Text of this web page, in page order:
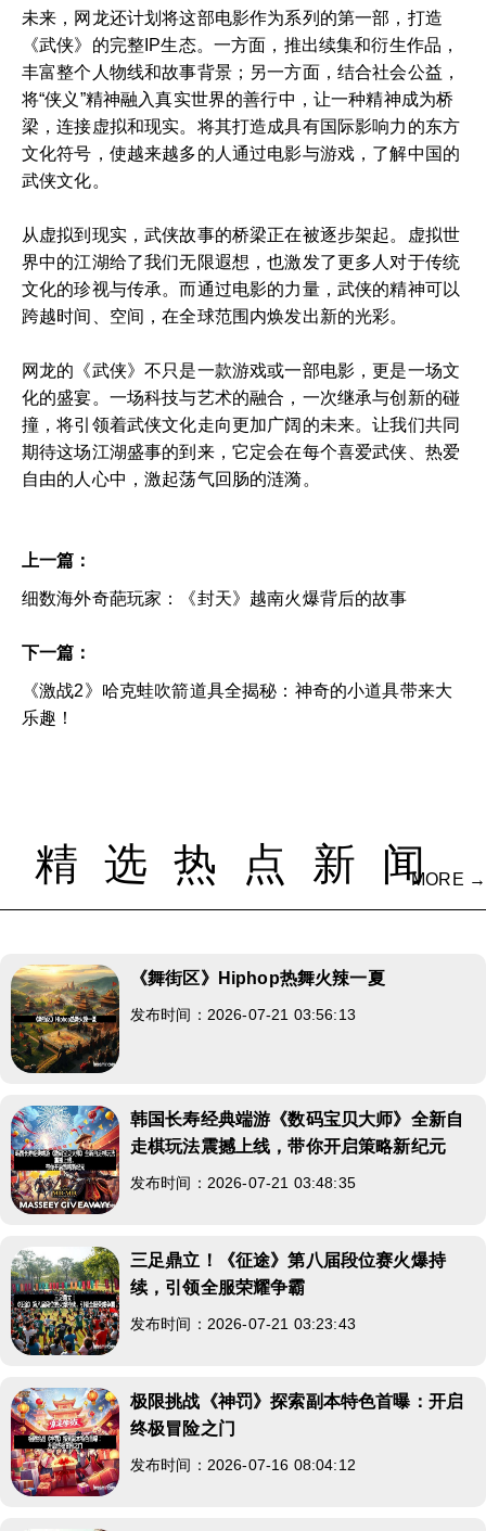
未来，网龙还计划将这部电影作为系列的第一部，打造
《武侠》的完整IP生态。一方面，推出续集和衍生作品，
丰富整个人物线和故事背景；另一方面，结合社会公益，
将“侠义”精神融入真实世界的善行中，让一种精神成为桥
梁，连接虚拟和现实。将其打造成具有国际影响力的东方
文化符号，使越来越多的人通过电影与游戏，了解中国的
武侠文化。
从虚拟到现实，武侠故事的桥梁正在被逐步架起。虚拟世
界中的江湖给了我们无限遐想，也激发了更多人对于传统
文化的珍视与传承。而通过电影的力量，武侠的精神可以
跨越时间、空间，在全球范围内焕发出新的光彩。
网龙的《武侠》不只是一款游戏或一部电影，更是一场文
化的盛宴。一场科技与艺术的融合，一次继承与创新的碰
撞，将引领着武侠文化走向更加广阔的未来。让我们共同
期待这场江湖盛事的到来，它定会在每个喜爱武侠、热爱
自由的人心中，激起荡气回肠的涟漪。
上一篇：
细数海外奇葩玩家：《封天》越南火爆背后的故事
下一篇：
《激战2》哈克蛙吹箭道具全揭秘：神奇的小道具带来大
乐趣！
精选热点新闻
MORE →
《舞街区》Hiphop热舞火辣一夏
发布时间：2026-07-21 03:56:13
韩国长寿经典端游《数码宝贝大师》全新自
走棋玩法震撼上线，带你开启策略新纪元
发布时间：2026-07-21 03:48:35
三足鼎立！《征途》第八届段位赛火爆持
续，引领全服荣耀争霸
发布时间：2026-07-21 03:23:43
极限挑战《神罚》探索副本特色首曝：开启
终极冒险之门
发布时间：2026-07-16 08:04:12